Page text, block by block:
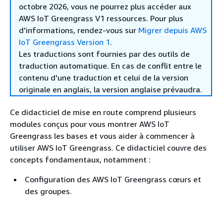
octobre 2026, vous ne pourrez plus accéder aux
AWS IoT Greengrass V1 ressources. Pour plus
d'informations, rendez-vous sur Migrer depuis AWS
IoT Greengrass Version 1.
Les traductions sont fournies par des outils de
traduction automatique. En cas de conflit entre le
contenu d'une traduction et celui de la version
originale en anglais, la version anglaise prévaudra.
Ce didacticiel de mise en route comprend plusieurs
modules conçus pour vous montrer AWS IoT
Greengrass les bases et vous aider à commencer à
utiliser AWS IoT Greengrass. Ce didacticiel couvre des
concepts fondamentaux, notamment :
Configuration des AWS IoT Greengrass cœurs et
des groupes.